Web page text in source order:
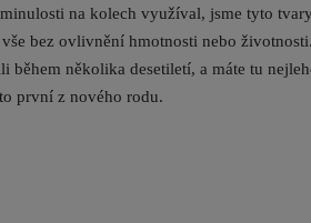
na kolech využíval, jsme tyto tvary
bez ovlivnění hmotnosti nebo životnosti.
během několika desetiletí, a máte tu
první z nového rodu.